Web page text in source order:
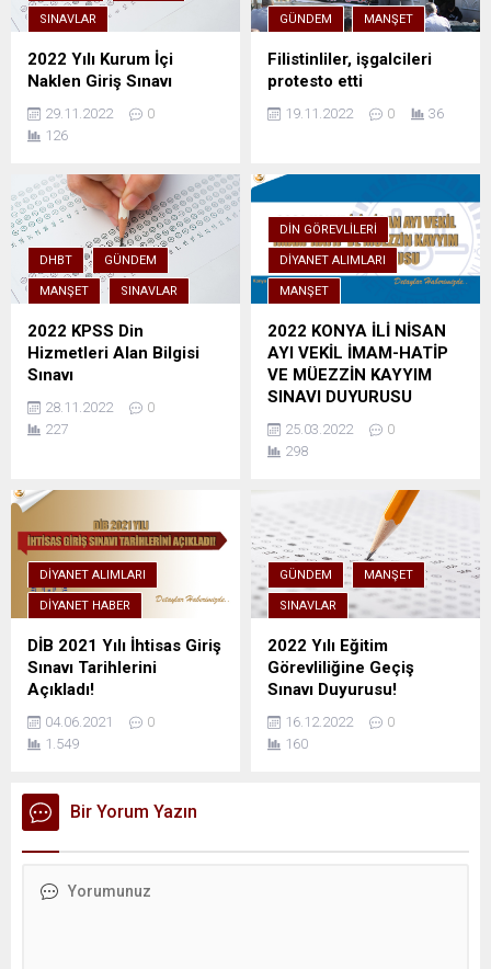
SINAVLAR
2022 Yılı Kurum İçi
Naklen Giriş Sınavı
29.11.2022
0
126
GÜNDEM MANŞET
Filistinliler, işgalcileri
protesto etti
19.11.2022 0 36
DHBT GÜNDEM
MANŞET SINAVLAR
2022 KPSS Din
Hizmetleri Alan Bilgisi
Sınavı
28.11.2022
0
227
DIN GÖREVLILERI
DIYANET ALIMLARI
MANŞET
2022 KONYA İLİ NİSAN
AYI VEKİL İMAM-HATİP
VE MÜEZZİN KAYYIM
SINAVI DUYURUSU
25.03.2022
0
298
DIYANET ALIMLARI
DIYANET HABER
DİB 2021 Yılı İhtisas Giriş
Sınavı Tarihlerini
Açıkladı!
04.06.2021
0
1.549
GÜNDEM MANŞET
SINAVLAR
2022 Yılı Eğitim
Görevliliğine Geçiş
Sınavı Duyurusu!
16.12.2022
0
160
Bir Yorum Yazın